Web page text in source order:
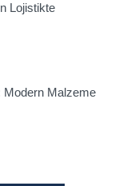
Lojistikte
Modern Malzeme